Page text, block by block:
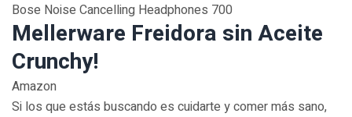
Bose Noise Cancelling Headphones 700
Mellerware Freidora sin Aceite
Crunchy!
Amazon
Si los que estás buscando es cuidarte y comer más sano,